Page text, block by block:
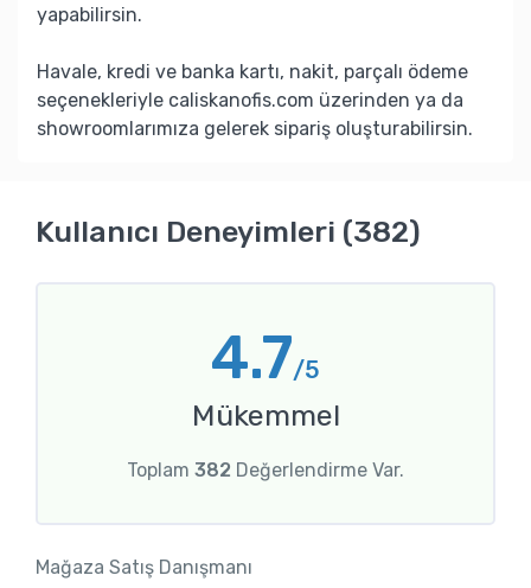
yapabilirsin.
Havale, kredi ve banka kartı, nakit, parçalı ödeme
seçenekleriyle caliskanofis.com üzerinden ya da
showroomlarımıza gelerek sipariş oluşturabilirsin.
Kullanıcı Deneyimleri (382)
4.7/5
Mükemmel
Toplam 382 Değerlendirme Var.
Mağaza Satış Danışmanı